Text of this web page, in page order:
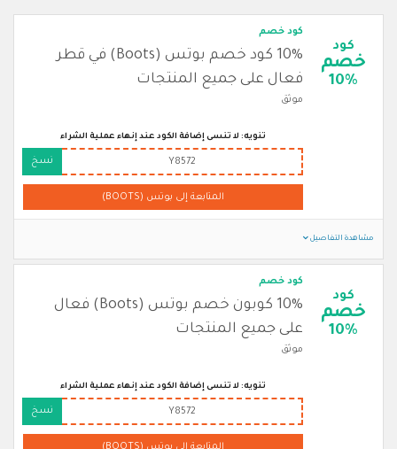
كود
خصم
10%
كود خصم
10% كود خصم بوتس (Boots) في قطر
فعال على جميع المنتجات
موثق
تنويه: لا تنسى إضافة الكود عند إنهاء عملية الشراء
Y8572 نسخ
المتابعة إلى بوتس (BOOTS)
مشاهدة التفاصيل
كود
خصم
10%
كود خصم
10% كوبون خصم بوتس (Boots) فعال
على جميع المنتجات
موثق
تنويه: لا تنسى إضافة الكود عند إنهاء عملية الشراء
Y8572 نسخ
المتابعة إلى بوتس (BOOTS)